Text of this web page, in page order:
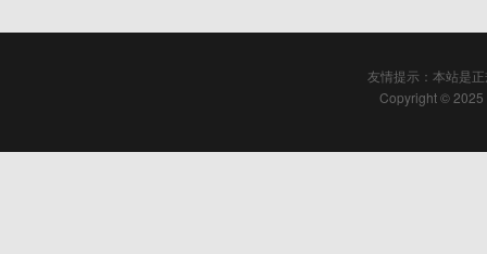
友情提示：本站是
Copyright © 2025